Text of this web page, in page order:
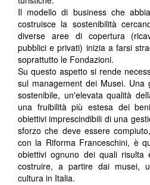
Il modello di business che
costruisce la sostenibilità
diverse aree di copertura
pubblici e privati) inizia a farsi
soprattutto le Fondazioni.
Su questo aspetto si rende
sul management dei Musei. Una
sostenibile, un'elevata qualità
una fruibilità più estesa dei
obiettivi imprescindibili di una
sforzo che deve essere
con la Riforma Franceschini, è
obiettivi ognuno dei quali risulta
costruire, a partire dai musei,
cultura in Italia.